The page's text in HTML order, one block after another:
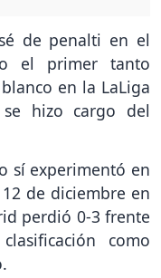
de penalti en el
el primer tanto
en la LaLiga
hizo cargo del
sí experimentó en
de diciembre en
perdió 0-3 frente
como